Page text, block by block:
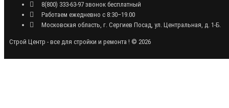
8(800) 333-63-97 звонок бесплатный
Работаем ежедневно с 8:30–19.00
Московская область, г. Сергиев Посад, ул. Центральная, д. 1-Б.
Строй Центр - все для стройки и ремонта ! © 2026